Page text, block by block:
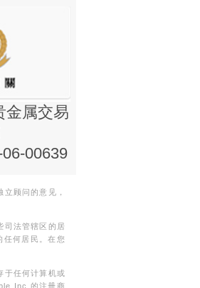
金属交易
00639
顾问的意见，
司法管辖区的居
任何居民。在您
于任何计算机或
Inc.的注册商